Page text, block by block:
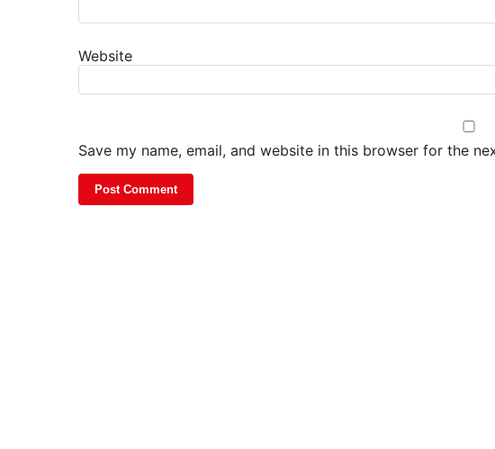
Website
Save my name, email, and website in this browser for the